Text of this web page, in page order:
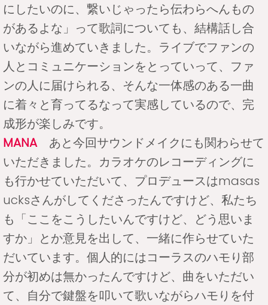
にしたいのに、繋いじゃったら伝わらへんもの
があるよな」って歌詞についても、結構話し合
いながら進めていきました。ライブでファンの
人とコミュニケーションをとっていって、ファ
ンの人に届けられる、そんな一体感のある一曲
に着々と育ってるなって実感しているので、完
成形が楽しみです。
MANAあと今回サウンドメイクにも関わらせて
いただきました。カラオケのレコーディングに
も行かせていただいて、プロデュースはmasas
ucksさんがしてくださったんですけど、私たち
も「ここをこうしたいんですけど、どう思いま
すか」とか意見を出して、一緒に作らせていた
だいています。個人的にはコーラスのハモり部
分が初めは無かったんですけど、曲をいただい
て、自分で鍵盤を叩いて歌いながらハモりを付